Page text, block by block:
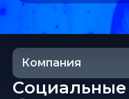
Компания
Социальные